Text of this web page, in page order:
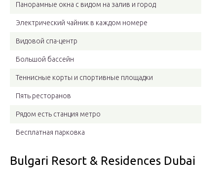
Панорамные окна с видом на залив и город
Электрический чайник в каждом номере
Видовой спа-центр
Большой бассейн
Теннисные корты и спортивные площадки
Пять ресторанов
Рядом есть станция метро
Бесплатная парковка
Bulgari Resort & Residences Dubai